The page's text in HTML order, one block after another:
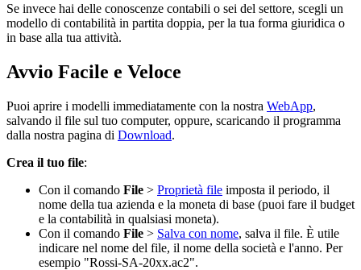
Se invece hai delle conoscenze contabili o sei del settore, scegli un
modello di contabilità in partita doppia, per la tua forma giuridica o
in base alla tua attività.
Avvio Facile e Veloce
Puoi aprire i modelli immediatamente con la nostra WebApp,
salvando il file sul tuo computer, oppure, scaricando il programma
dalla nostra pagina di Download.
Crea il tuo file:
Con il comando File > Proprietà file imposta il periodo, il
nome della tua azienda e la moneta di base (puoi fare il budget
e la contabilità in qualsiasi moneta).
Con il comando File > Salva con nome, salva il file. È utile
indicare nel nome del file, il nome della società e l'anno. Per
esempio "Rossi-SA-20xx.ac2".